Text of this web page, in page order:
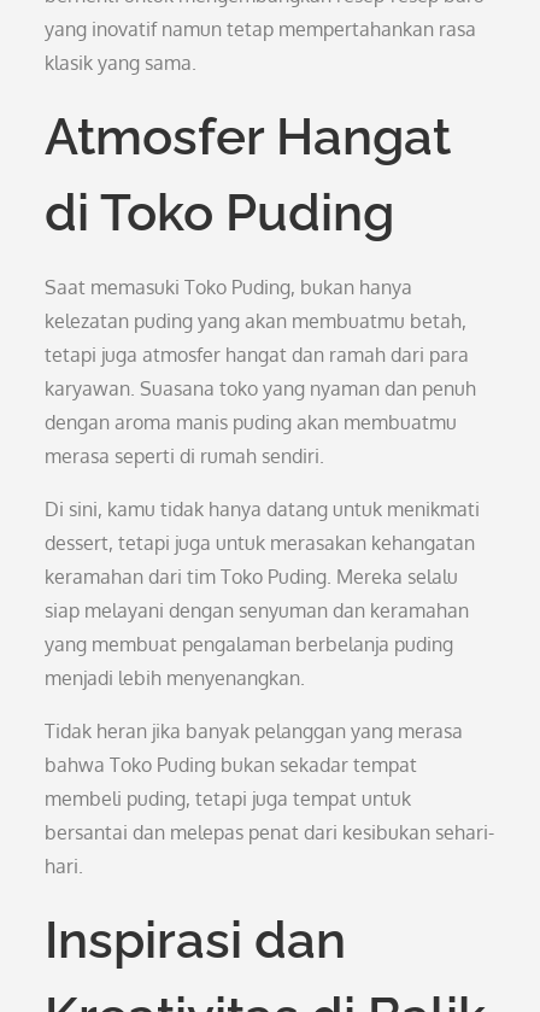
yang inovatif namun tetap mempertahankan rasa
klasik yang sama.
Atmosfer Hangat
di Toko Puding
Saat memasuki Toko Puding, bukan hanya
kelezatan puding yang akan membuatmu betah,
tetapi juga atmosfer hangat dan ramah dari para
karyawan. Suasana toko yang nyaman dan penuh
dengan aroma manis puding akan membuatmu
merasa seperti di rumah sendiri.
Di sini, kamu tidak hanya datang untuk menikmati
dessert, tetapi juga untuk merasakan kehangatan
keramahan dari tim Toko Puding. Mereka selalu
siap melayani dengan senyuman dan keramahan
yang membuat pengalaman berbelanja puding
menjadi lebih menyenangkan.
Tidak heran jika banyak pelanggan yang merasa
bahwa Toko Puding bukan sekadar tempat
membeli puding, tetapi juga tempat untuk
bersantai dan melepas penat dari kesibukan sehari-
hari.
Inspirasi dan